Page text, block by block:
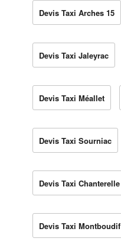
Devis Taxi Arches 15
Devis Taxi Jaleyrac
Devis Taxi Méallet
Devis Taxi Sourniac
Devis Taxi Chanterelle
Devis Taxi Montboudif